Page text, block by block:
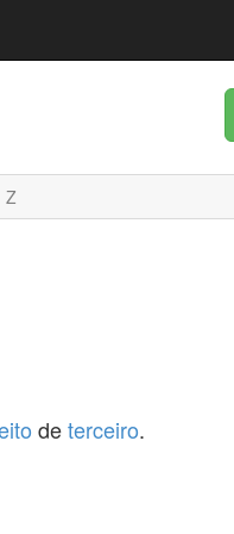
Z
deterceiro.